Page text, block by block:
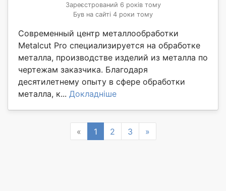
Зареєстрований 6 років тому
Був на сайті 4 роки тому
Современный центр металлообработки
Metalcut Pro специализируется на обработке
металла, производстве изделий из металла по
чертежам заказчика. Благодаря
десятилетнему опыту в сфере обработки
металла, к... Докладніше
« Previous
1 2 3 »Next